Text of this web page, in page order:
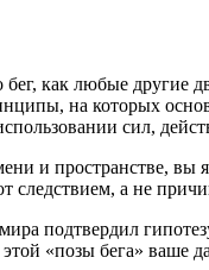
как любые
на которых
сил,
и пространстве, вы
а не
подтвердил
«позы бега» ваше